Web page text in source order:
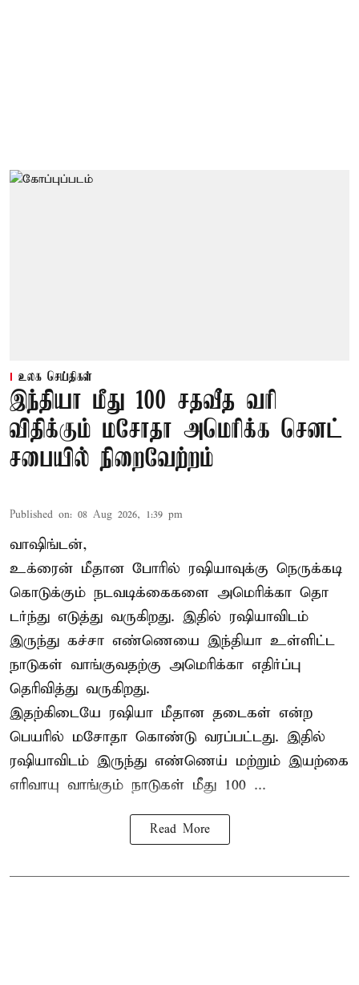
உலக செய்திகள்
இந்தியா மீது 100 சதவீத வரி
விதிக்கும் மசோதா அமெரிக்க செனட்
சபையில் நிறைவேற்றம்
Published on: 08 Aug 2026, 1:39 pm
வாஷிங்டன்,
உக்ரைன் மீதான போரில் ரஷியாவுக்கு நெருக்கடி
கொடுக்கும் நடவடிக்கைகளை அமெரிக்கா தொ
டர்ந்து எடுத்து வருகிறது. இதில் ரஷியாவிடம்
இருந்து கச்சா எண்ணெயை இந்தியா உள்ளிட்ட
நாடுகள் வாங்குவதற்கு அமெரிக்கா எதிர்ப்பு
தெரிவித்து வருகிறது.
இதற்கிடையே ரஷியா மீதான தடைகள் என்ற
பெயரில் மசோதா கொண்டு வரப்பட்டது. இதில்
ரஷியாவிடம் இருந்து எண்ணெய் மற்றும் இயற்கை
எரிவாயு வாங்கும் நாடுகள் மீது 100 ...
Read More